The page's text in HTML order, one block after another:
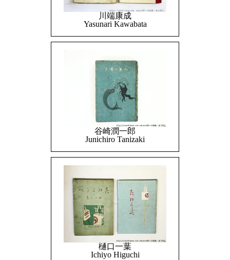
川端康成
Yasunari Kawabata
谷崎潤一郎
Junichiro Tanizaki
樋口一葉
Ichiyo Higuchi